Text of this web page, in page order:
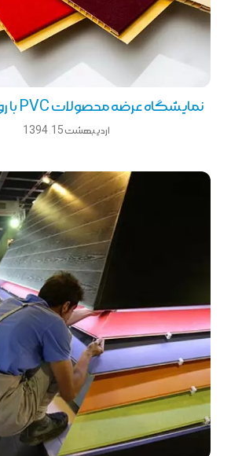
نمایشگاه عرضه محصولات PVC با روکش مخمل
اردیبهشت 15, 1394